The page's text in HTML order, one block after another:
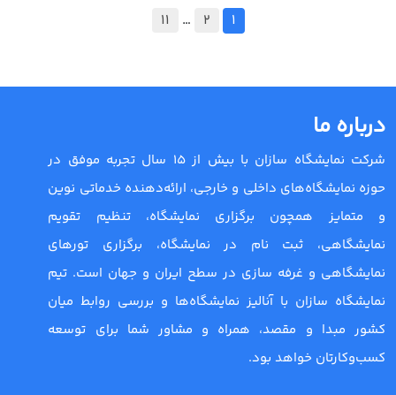
1
2
…
11
درباره ما
شرکت نمایشگاه سازان با بیش از 15 سال تجربه موفق در
حوزه نمایشگاه‌های داخلی و خارجی، ارائه‌دهنده خدماتی نوین
و متمایز همچون برگزاری نمایشگاه، تنظیم تقویم
نمایشگاهی، ثبت نام در نمایشگاه، برگزاری تورهای
نمایشگاهی و غرفه سازی در سطح ایران و جهان است. تیم
نمایشگاه سازان با آنالیز نمایشگاه‌ها و بررسی روابط میان
کشور مبدا و مقصد، همراه و مشاور شما برای توسعه
کسب‌وکارتان خواهد بود.